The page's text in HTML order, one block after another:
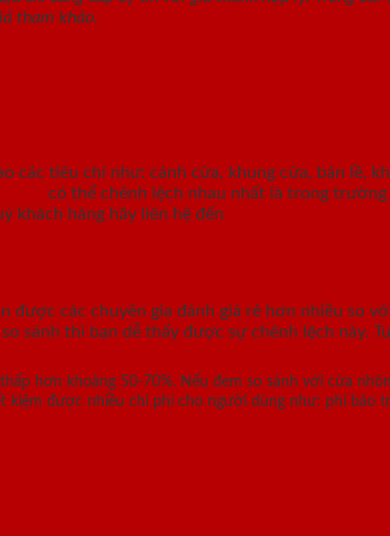
tham khảo.
tiêu chí như: cánh cửa, khung cửa, bản lề,
có thể chênh lệch nhau nhất là trong
khách hàng hãy liên hệ đến
được các chuyên gia đánh giá rẻ hơn nhiều so
sánh thì bạn dễ thấy được sự chênh lệch này.
hơn khoảng 50-70%. Nếu đem so sánh với cửa
kiệm được nhiều chi phí cho người dùng như: phí